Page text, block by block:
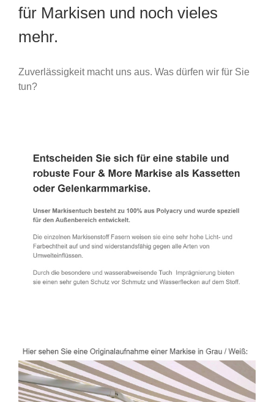
für Markisen und noch vieles
mehr.
Zuverlässigkeit macht uns aus. Was dürfen wir für Sie
tun?